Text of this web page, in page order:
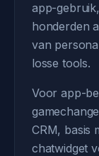
app-
honderden
van
losse tools.
Voor app-
CRM, basis
chatwidget